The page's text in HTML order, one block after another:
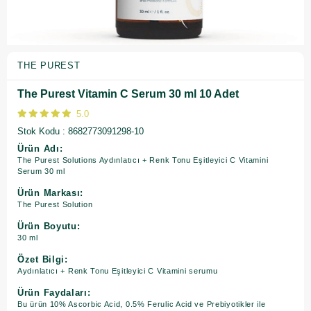
THE PUREST
The Purest Vitamin C Serum 30 ml 10 Adet
5.0
Stok Kodu
8682773091298-10
Ürün Adı:
The Purest Solutions Aydınlatıcı + Renk Tonu Eşitleyici C Vitamini
Serum 30 ml
Ürün Markası:
The Purest Solution
Ürün Boyutu:
30 ml
Özet Bilgi:
Aydınlatıcı + Renk Tonu Eşitleyici C Vitamini serumu
Ürün Faydaları:
Bu ürün 10% Ascorbic Acid, 0.5% Ferulic Acid ve Prebiyotikler ile